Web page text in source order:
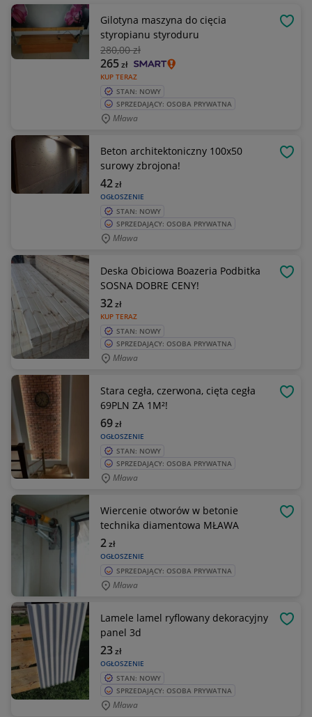
Gilotyna maszyna do cięcia
styropianu styroduru
280,00 zł
KUP TERAZ
265zł
STAN: NOWY
SPRZEDAJĄCY: OSOBA PRYWATNA
Mława
Beton architektoniczny 100x50
surowy zbrojona!
OGŁOSZENIE
42zł
STAN: NOWY
SPRZEDAJĄCY: OSOBA PRYWATNA
Mława
Deska Obiciowa Boazeria Podbitka
SOSNA DOBRE CENY!
KUP TERAZ
32zł
STAN: NOWY
SPRZEDAJĄCY: OSOBA PRYWATNA
Mława
Stara cegła, czerwona, cięta cegła
69PLN ZA 1M²!
OGŁOSZENIE
69zł
STAN: NOWY
SPRZEDAJĄCY: OSOBA PRYWATNA
Mława
Wiercenie otworów w betonie
technika diamentowa MŁAWA
OGŁOSZENIE
2zł
SPRZEDAJĄCY: OSOBA PRYWATNA
Mława
Lamele lamel ryflowany dekoracyjny
panel 3d
OGŁOSZENIE
23zł
STAN: NOWY
SPRZEDAJĄCY: OSOBA PRYWATNA
Mława